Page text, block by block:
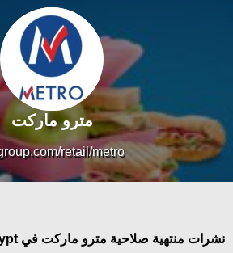
retail/metro
مترو ماركت
نشرات منتهية صلاحية مترو ماركت في Egypt - القاهرة